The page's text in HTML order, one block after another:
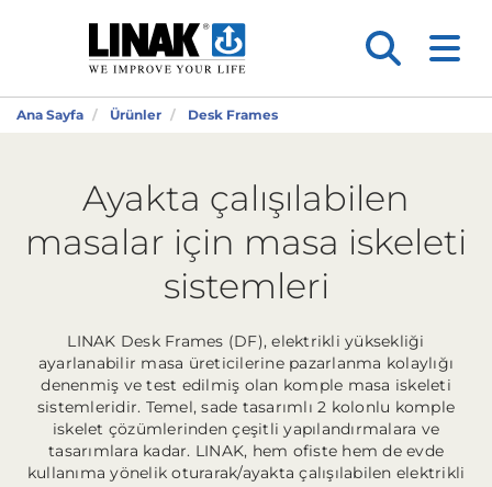
Ana Sayfa Ürünler Desk Frames
Ayakta çalışılabilen
masalar için masa iskeleti
sistemleri
LINAK Desk Frames (DF), elektrikli yüksekliği
ayarlanabilir masa üreticilerine pazarlanma kolaylığı
denenmiş ve test edilmiş olan komple masa iskeleti
sistemleridir. Temel, sade tasarımlı 2 kolonlu komple
iskelet çözümlerinden çeşitli yapılandırmalara ve
tasarımlara kadar. LINAK, hem ofiste hem de evde
kullanıma yönelik oturarak/ayakta çalışılabilen elektrikli